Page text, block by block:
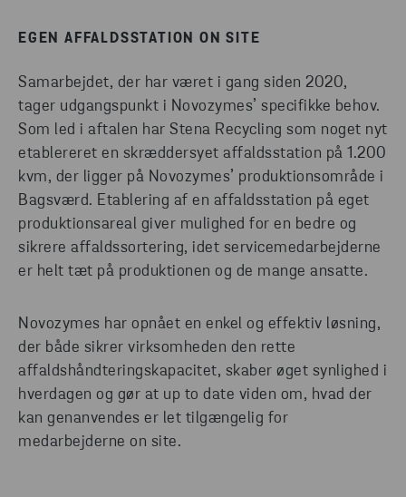
EGEN AFFALDSSTATION ON SITE
Samarbejdet, der har været i gang siden 2020,
tager udgangspunkt i Novozymes’ specifikke behov.
Som led i aftalen har Stena Recycling som noget nyt
etablereret en skræddersyet affaldsstation på 1.200
kvm, der ligger på Novozymes’ produktionsområde i
Bagsværd. Etablering af en affaldsstation på eget
produktionsareal giver mulighed for en bedre og
sikrere affaldssortering, idet servicemedarbejderne
er helt tæt på produktionen og de mange ansatte.
Novozymes har opnået en enkel og effektiv løsning,
der både sikrer virksomheden den rette
affaldshåndteringskapacitet, skaber øget synlighed i
hverdagen og gør at up to date viden om, hvad der
kan genanvendes er let tilgængelig for
medarbejderne on site.